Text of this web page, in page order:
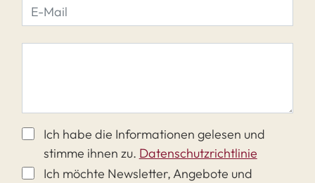
Ich habe die Informationen gelesen und
stimme ihnen zu. Datenschutzrichtlinie
Ich möchte Newsletter, Angebote und